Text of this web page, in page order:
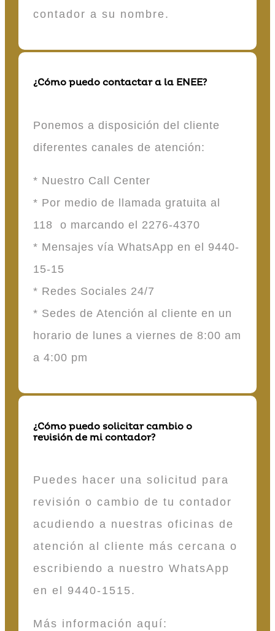
contador a su nombre.
¿Cómo puedo contactar a la ENEE?
Ponemos a disposición del cliente
diferentes canales de atención:
* Nuestro Call Center
* Por medio de llamada gratuita al
118 o marcando el 2276-4370
* Mensajes vía WhatsApp en el 9440-
15-15
* Redes Sociales 24/7
* Sedes de Atención al cliente en un
horario de lunes a viernes de 8:00 am
a 4:00 pm
¿Cómo puedo solicitar cambio o
revisión de mi contador?
Puedes hacer una solicitud para
revisión o cambio de tu contador
acudiendo a nuestras oficinas de
atención al cliente más cercana o
escribiendo a nuestro WhatsApp
en el 9440-1515.
Más información aquí: